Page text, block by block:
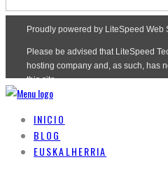
INICIO
BLOG
EUSKALHERRIA